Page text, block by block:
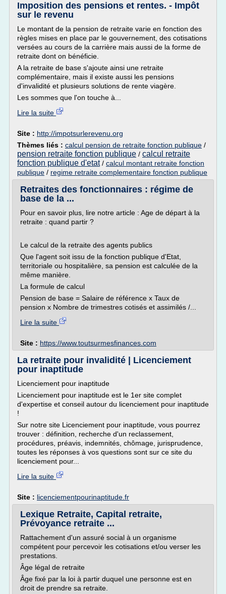
Imposition des pensions et rentes. - Impôt
sur le revenu
Le montant de la pension de retraite varie en fonction des
règles mises en place par le gouvernement, des cotisations
versées au cours de la carrière mais aussi de la forme de
retraite dont on bénéficie.
A la retraite de base s'ajoute ainsi une retraite
complémentaire, mais il existe aussi les pensions
d'invalidité et plusieurs solutions de rente viagère.
Les sommes que l'on touche à...
Lire la suite
Site : http://impotsurlerevenu.org
Thèmes liés : calcul pension de retraite fonction publique /
pension retraite fonction publique / calcul retraite
fonction publique d'etat/ calcul montant retraite fonction
publique / regime retraite complementaire fonction publique
Retraites des fonctionnaires : régime de
base de la ...
Pour en savoir plus, lire notre article : Age de départ à la
retraite : quand partir ?
Le calcul de la retraite des agents publics
Que l'agent soit issu de la fonction publique d'Etat,
territoriale ou hospitalière, sa pension est calculée de la
même manière.
La formule de calcul
Pension de base = Salaire de référence x Taux de
pension x Nombre de trimestres cotisés et assimilés /...
Lire la suite
Site : https://www.toutsurmesfinances.com
La retraite pour invalidité | Licenciement
pour inaptitude
Licenciement pour inaptitude
Licenciement pour inaptitude est le 1er site complet
d'expertise et conseil autour du licenciement pour inaptitude
!
Sur notre site Licenciement pour inaptitude, vous pourrez
trouver : définition, recherche d'un reclassement,
procédures, préavis, indemnités, chômage, jurisprudence,
toutes les réponses à vos questions sont sur ce site du
licenciement pour...
Lire la suite
Site : licenciementpourinaptitude.fr
Lexique Retraite, Capital retraite,
Prévoyance retraite ...
Rattachement d'un assuré social à un organisme
compétent pour percevoir les cotisations et/ou verser les
prestations.
Âge légal de retraite
Âge fixé par la loi à partir duquel une personne est en
droit de prendre sa retraite.